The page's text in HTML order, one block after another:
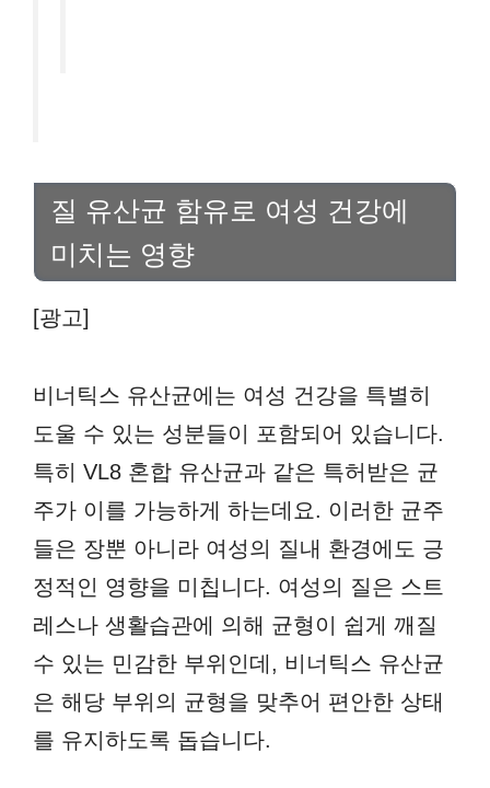
질 유산균 함유로 여성 건강에
미치는 영향
[광고]
비너틱스 유산균에는 여성 건강을 특별히
도울 수 있는 성분들이 포함되어 있습니다.
특히 VL8 혼합 유산균과 같은 특허받은 균
주가 이를 가능하게 하는데요. 이러한 균주
들은 장뿐 아니라 여성의 질내 환경에도 긍
정적인 영향을 미칩니다. 여성의 질은 스트
레스나 생활습관에 의해 균형이 쉽게 깨질
수 있는 민감한 부위인데, 비너틱스 유산균
은 해당 부위의 균형을 맞추어 편안한 상태
를 유지하도록 돕습니다.